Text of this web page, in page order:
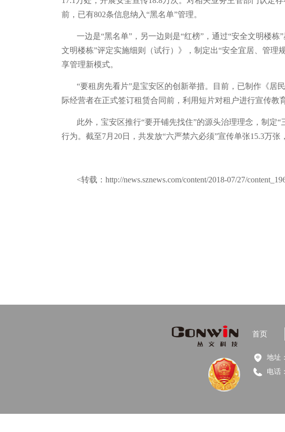
前，已有802条信息纳入“黑名单”管理。
一边是“黑名单”，另一边则是“红榜”，通过“安全文明楼
文明楼栋”评定实施细则（试行）》，制定出“安全宜居、管
享管理新模式。
“要租房先看片”是宝安区的创新举措。目前，已制作《居
际经营者在正式签订租赁合同前，利用短片对租户进行宣传教
此外，宝安区推行“要开铺先找住”的源头治理理念，制定
行为。截至7月20日，共发放“六严禁六必须”宣传单张15.3万
<转载：http://news.sznews.com/content/2018-07/27/
首页
地址：
电话：